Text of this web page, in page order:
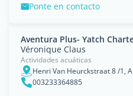
Ponte en contacto
Aventura Plus- Yatch
Véronique Claus
Actividades acuáticas
Henri Van Heurckstraat 8 /1,
003233364885